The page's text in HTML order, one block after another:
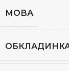
МОВА